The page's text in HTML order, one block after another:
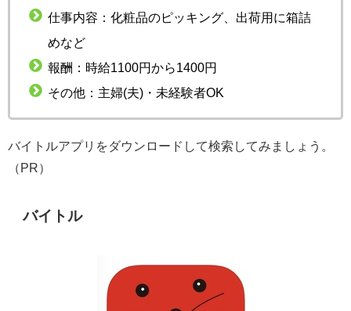
仕事内容：化粧品のピッキング、出荷用に箱詰
めなど
報酬：時給1100円から1400円
その他：主婦(夫)・未経験者OK
バイトルアプリをダウンロードして検索してみましょう。
（PR）
バイトル